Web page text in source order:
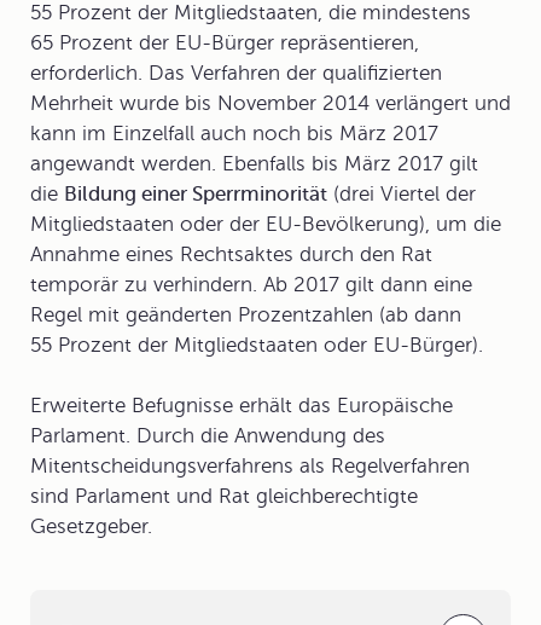
55 Prozent der Mitgliedstaaten, die mindestens
65 Prozent der EU-Bürger repräsentieren,
erforderlich. Das Verfahren der qualifizierten
Mehrheit wurde bis November 2014 verlängert und
kann im Einzelfall auch noch bis März 2017
angewandt werden. Ebenfalls bis März 2017 gilt
die Bildung einer Sperrminorität (drei Viertel der
Mitgliedstaaten oder der EU-Bevölkerung), um die
Annahme eines Rechtsaktes durch den Rat
temporär zu verhindern. Ab 2017 gilt dann eine
Regel mit geänderten Prozentzahlen (ab dann
55 Prozent der Mitgliedstaaten oder EU-Bürger).
Erweiterte Befugnisse erhält das Europäische
Parlament. Durch die Anwendung des
Mitentscheidungsverfahrens als Regelverfahren
sind Parlament und Rat gleichberechtigte
Gesetzgeber.